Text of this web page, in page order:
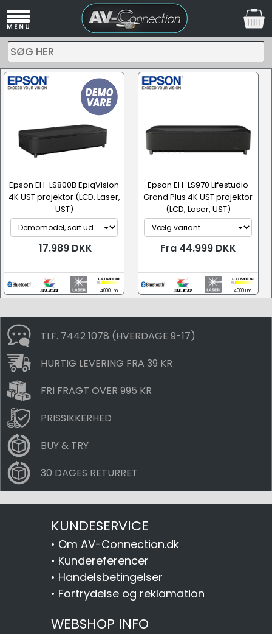
SØG HER
Epson EH-LS800B EpiqVision
4K UST projektor (LCD, Laser,
UST)
17.989 DKK
4000 Lm
Epson EH-LS970 Lifestudio
Grand Plus 4K UST projektor
(LCD, Laser, UST)
Fra 44.999 DKK
4000 Lm
TLF. 7442 1078 (HVERDAGE 9-17)
HURTIG LEVERING FRA 39 KR
FRI FRAGT OVER 995 KR
PRISSIKKERHED
BUY & TRY
30 DAGES RETURRET
KUNDESERVICE
• Om AV-Connection.dk
• Kundereferencer
• Handelsbetingelser
• Fortrydelse og reklamation
WEBSHOP INFO